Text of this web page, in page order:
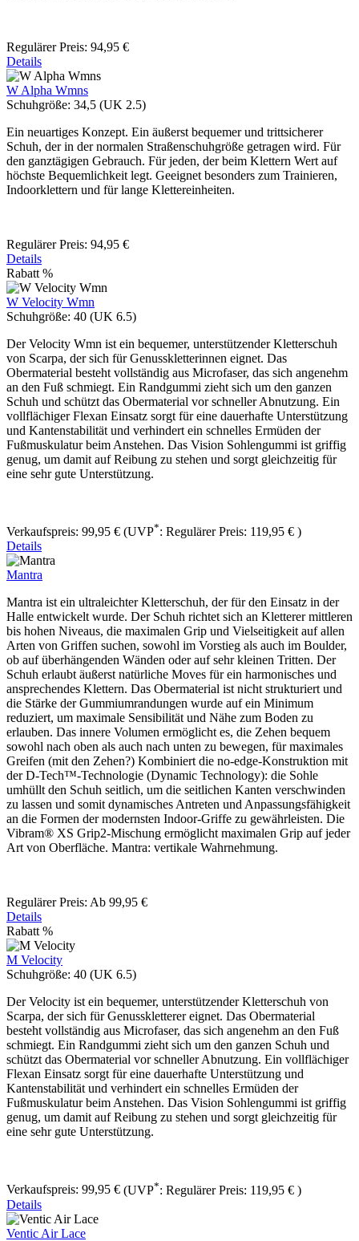
Regulärer Preis: 94,95 €
Details
W Alpha Wmns
Schuhgröße: 34,5 (UK 2.5)
Ein neuartiges Konzept. Ein äußerst bequemer und trittsicherer
Schuh, der in der normalen Straßenschuhgröße getragen wird. Für
den ganztägigen Gebrauch. Für jeden, der beim Klettern Wert auf
höchste Bequemlichkeit legt. Geeignet besonders zum Trainieren,
Indoorklettern und für lange Klettereinheiten.
Regulärer Preis: 94,95 €
Details
Rabatt %
W Velocity Wmn
Schuhgröße: 40 (UK 6.5)
Der Velocity Wmn ist ein bequemer, unterstützender Kletterschuh
von Scarpa, der sich für Genusskletterinnen eignet. Das
Obermaterial besteht vollständig aus Microfaser, das sich angenehm
an den Fuß schmiegt. Ein Randgummi zieht sich um den ganzen
Schuh und schützt das Obermaterial vor schneller Abnutzung. Ein
vollflächiger Flexan Einsatz sorgt für eine dauerhafte Unterstützung
und Kantenstabilität und verhindert ein schnelles Ermüden der
Fußmuskulatur beim Anstehen. Das Vision Sohlengummi ist griffig
genug, um damit auf Reibung zu stehen und sorgt gleichzeitig für
eine sehr gute Unterstützung.
Verkaufspreis: 99,95 € (UVP*: Regulärer Preis: 119,95 € )
Details
Mantra
Mantra ist ein ultraleichter Kletterschuh, der für den Einsatz in der
Halle entwickelt wurde. Der Schuh richtet sich an Kletterer mittleren
bis hohen Niveaus, die maximalen Grip und Vielseitigkeit auf allen
Arten von Griffen suchen, sowohl im Vorstieg als auch im Boulder,
ob auf überhängenden Wänden oder auf sehr kleinen Tritten. Der
Schuh erlaubt äußerst natürliche Moves für ein harmonisches und
ansprechendes Klettern. Das Obermaterial ist nicht strukturiert und
die Stärke der Gummiumrandungen wurde auf ein Minimum
reduziert, um maximale Sensibilität und Nähe zum Boden zu
erlauben. Das innere Volumen ermöglicht es, die Zehen bequem
sowohl nach oben als auch nach unten zu bewegen, für maximales
Greifen (mit den Zehen?) Kombiniert die no-edge-Konstruktion mit
der D-Tech™-Technologie (Dynamic Technology): die Sohle
umhüllt den Schuh seitlich, um die seitlichen Kanten verschwinden
zu lassen und somit dynamisches Antreten und Anpassungsfähigkeit
an die Formen der modernsten Indoor-Griffe zu gewährleisten. Die
Vibram® XS Grip2-Mischung ermöglicht maximalen Grip auf jeder
Art von Oberfläche. Mantra: vertikale Wahrnehmung.
Regulärer Preis: Ab 99,95 €
Details
Rabatt %
M Velocity
Schuhgröße: 40 (UK 6.5)
Der Velocity ist ein bequemer, unterstützender Kletterschuh von
Scarpa, der sich für Genusskletterer eignet. Das Obermaterial
besteht vollständig aus Microfaser, das sich angenehm an den Fuß
schmiegt. Ein Randgummi zieht sich um den ganzen Schuh und
schützt das Obermaterial vor schneller Abnutzung. Ein vollflächiger
Flexan Einsatz sorgt für eine dauerhafte Unterstützung und
Kantenstabilität und verhindert ein schnelles Ermüden der
Fußmuskulatur beim Anstehen. Das Vision Sohlengummi ist griffig
genug, um damit auf Reibung zu stehen und sorgt gleichzeitig für
eine sehr gute Unterstützung.
Verkaufspreis: 99,95 € (UVP*: Regulärer Preis: 119,95 € )
Details
Ventic Air Lace